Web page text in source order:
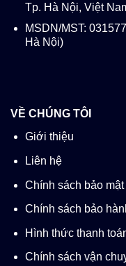
Tp. Hà Nội, Việt
MSDN/MST:
Hà Nội)
VỀ CHÚNG TÔI
Giới thiệu
Liên hệ
Chính sách bảo mật
Chính sách bảo
Hình thức thanh
Chính sách vận